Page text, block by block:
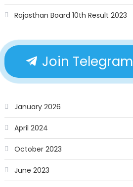
Rajasthan Board 10th Result 2023
Join Telegram
January 2026
April 2024
October 2023
June 2023